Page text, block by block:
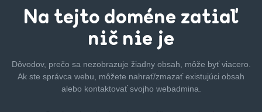
Na tejto doméne zatiaľ
nič nie je
Dôvodov, prečo sa nezobrazuje žiadny obsah, môže byťviacero.
Ak ste správca webu, môžete nahrať/zmazaťexistujúci obsah
alebo kontaktovať svojho webadmina.